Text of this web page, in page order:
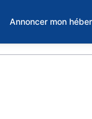
Annoncer mon